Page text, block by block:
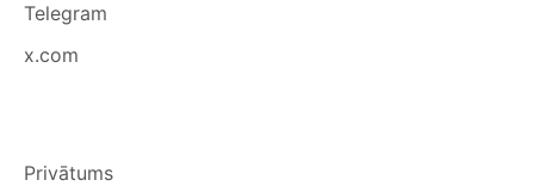
Telegram
x.com
Privātums